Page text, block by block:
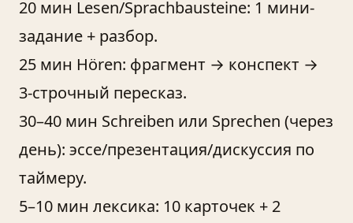
20 мин Lesen/Sprachbausteine: 1 мини-
задание + разбор.
25 мин Hören: фрагмент → конспект →
3-строчный пересказ.
30–40 мин Schreiben или Sprechen (через
день): эссе/презентация/дискуссия по
таймеру.
5–10 мин лексика: 10 карточек + 2